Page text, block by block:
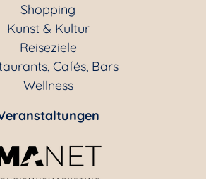
Shopping
Kunst & Kultur
Reiseziele
Cafés, Bars
Wellness